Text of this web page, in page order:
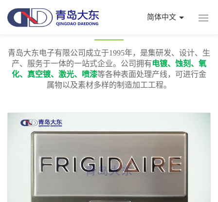
简体中文
铝标牌
青岛大东电子有限公司成立于1995年，是集研发、设计、生
产、服务于一体的一站式企业。公司拥有电镀、蚀刻、氧
化、真空镀、激光、喷漆等各种表面处理产线，可进行金
属物以及素材多样的制造加工工程。